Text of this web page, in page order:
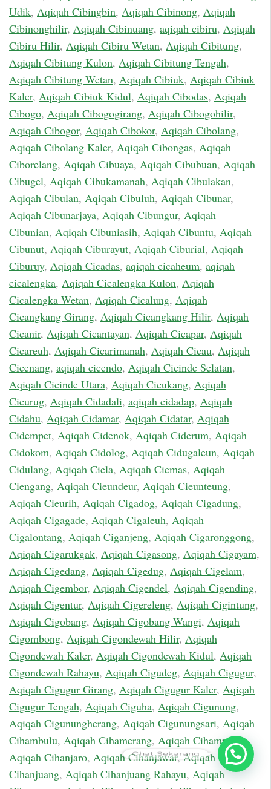
Udik, Aqiqah Cibingbin, Aqiqah Cibinong, Aqiqah
Cibinonghilir, Aqiqah Cibinuang, aqiqah cibiru, Aqiqah
Cibiru Hilir, Aqiqah Cibiru Wetan, Aqiqah Cibitung,
Aqiqah Cibitung Kulon, Aqiqah Cibitung Tengah,
Aqiqah Cibitung Wetan, Aqiqah Cibiuk, Aqiqah Cibiuk
Kaler, Aqiqah Cibiuk Kidul, Aqiqah Cibodas, Aqiqah
Cibogo, Aqiqah Cibogogirang, Aqiqah Cibogohilir,
Aqiqah Cibogor, Aqiqah Cibokor, Aqiqah Cibolang,
Aqiqah Cibolang Kaler, Aqiqah Cibongas, Aqiqah
Ciborelang, Aqiqah Cibuaya, Aqiqah Cibubuan, Aqiqah
Cibugel, Aqiqah Cibukamanah, Aqiqah Cibulakan,
Aqiqah Cibulan, Aqiqah Cibuluh, Aqiqah Cibunar,
Aqiqah Cibunarjaya, Aqiqah Cibungur, Aqiqah
Cibunian, Aqiqah Cibuniasih, Aqiqah Cibuntu, Aqiqah
Cibunut, Aqiqah Ciburayut, Aqiqah Ciburial, Aqiqah
Ciburuy, Aqiqah Cicadas, aqiqah cicaheum, aqiqah
cicalengka, Aqiqah Cicalengka Kulon, Aqiqah
Cicalengka Wetan, Aqiqah Cicalung, Aqiqah
Cicangkang Girang, Aqiqah Cicangkang Hilir, Aqiqah
Cicanir, Aqiqah Cicantayan, Aqiqah Cicapar, Aqiqah
Cicareuh, Aqiqah Cicarimanah, Aqiqah Cicau, Aqiqah
Cicenang, aqiqah cicendo, Aqiqah Cicinde Selatan,
Aqiqah Cicinde Utara, Aqiqah Cicukang, Aqiqah
Cicurug, Aqiqah Cidadali, aqiqah cidadap, Aqiqah
Cidahu, Aqiqah Cidamar, Aqiqah Cidatar, Aqiqah
Cidempet, Aqiqah Cidenok, Aqiqah Ciderum, Aqiqah
Cidokom, Aqiqah Cidolog, Aqiqah Cidugaleun, Aqiqah
Cidulang, Aqiqah Ciela, Aqiqah Ciemas, Aqiqah
Ciengang, Aqiqah Cieundeur, Aqiqah Cieunteung,
Aqiqah Cieurih, Aqiqah Cigadog, Aqiqah Cigadung,
Aqiqah Cigagade, Aqiqah Cigaleuh, Aqiqah
Cigalontang, Aqiqah Ciganjeng, Aqiqah Cigaronggong,
Aqiqah Cigarukgak, Aqiqah Cigasong, Aqiqah Cigayam,
Aqiqah Cigedang, Aqiqah Cigedug, Aqiqah Cigelam,
Aqiqah Cigembor, Aqiqah Cigendel, Aqiqah Cigending,
Aqiqah Cigentur, Aqiqah Cigereleng, Aqiqah Cigintung,
Aqiqah Cigobang, Aqiqah Cigobang Wangi, Aqiqah
Cigombong, Aqiqah Cigondewah Hilir, Aqiqah
Cigondewah Kaler, Aqiqah Cigondewah Kidul, Aqiqah
Cigondewah Rahayu, Aqiqah Cigudeg, Aqiqah Cigugur,
Aqiqah Cigugur Girang, Aqiqah Cigugur Kaler, Aqiqah
Cigugur Tengah, Aqiqah Ciguha, Aqiqah Cigunung,
Aqiqah Cigunungherang, Aqiqah Cigunungsari, Aqiqah
Cihambulu, Aqiqah Cihamerang, Aqiqah Cihampelas,
Aqiqah Cihanjaro, Aqiqah Cihanjawar,Aqiqah
Cihanjuang, Aqiqah Cihanjuang Rahayu, Aqiqah
Chat Sekarang